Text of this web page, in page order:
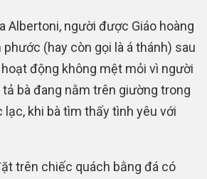
Albertoni, người được Giáo hoàng
(hay còn gọi là á thánh) sau
động không mệt mỏi vì người
bà đang nằm trên giường trong
khi bà tìm thấy tình yêu với
trên chiếc quách bằng đá có